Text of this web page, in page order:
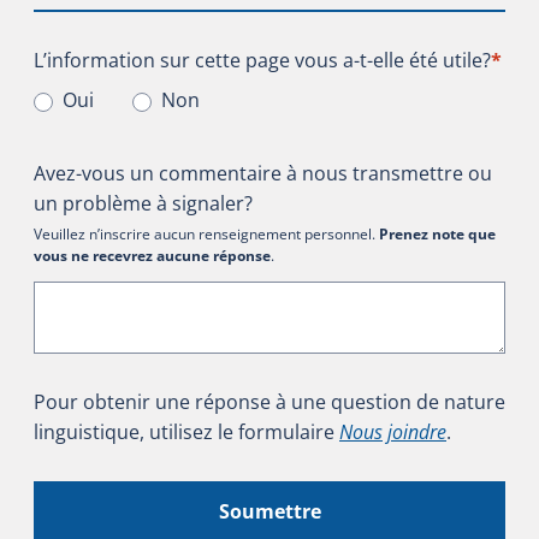
L’information sur cette page vous a-t-elle été utile?
L’information sur cette page vous a-t-elle été utile?*
Oui
Non
Avez-vous un commentaire à nous transmettre ou
un problème à signaler?
Veuillez n’inscrire aucun renseignement personnel. Prenez note que
vous ne recevrez aucune réponse.
Pour obtenir une réponse à une question de nature
linguistique, utilisez le formulaireNous joindre.
Soumettre